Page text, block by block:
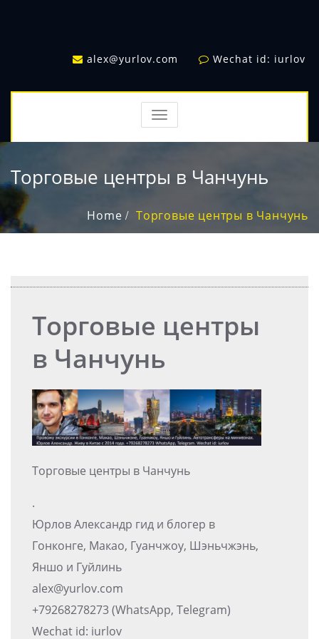
alex@yurlov.com Wechat id: iurlov
TOGGLE
NAVIGATION
Торговые центры в Чанчунь
Home Торговые центры в Чанчунь
Торговые центры
в Чанчунь
Торговые центры в Чанчунь
.
Юрлов Александр гид и блогер в
Гонконге, Макао, Гуанчжоу, Шэньчжэнь,
Яншо и Гуйлинь
alex@yurlov.com
+79268278273 (WhatsApp, Telegram)
Wechat id: iurlov